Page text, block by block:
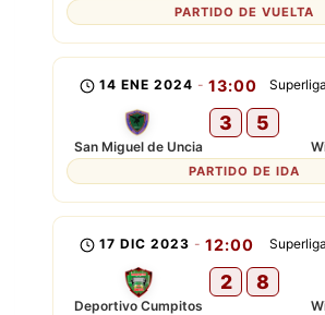
PARTIDO DE VUELTA
14 ENE 2024 - 13:00
San Miguel de Uncia
3 5
PARTIDO DE IDA
17 DIC 2023 - 12:00
Deportivo Cumpitos
2 8